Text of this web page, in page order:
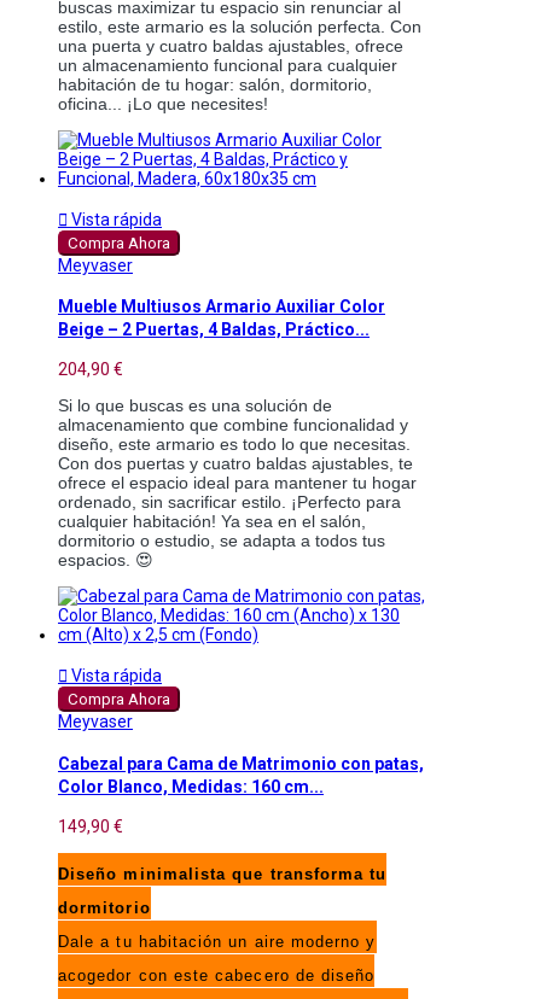
buscas maximizar tu espacio sin renunciar al
estilo, este armario es la solución perfecta. Con
una puerta y cuatro baldas ajustables, ofrece
un almacenamiento funcional para cualquier
habitación de tu hogar: salón, dormitorio,
oficina... ¡Lo que necesites!
 Vista rápida
Compra Ahora
Meyvaser
Mueble Multiusos Armario Auxiliar Color
Beige – 2 Puertas, 4 Baldas, Práctico...
204,90 €
Si lo que buscas es una solución de
almacenamiento que combine funcionalidad y
diseño, este armario es todo lo que necesitas.
Con dos puertas y cuatro baldas ajustables, te
ofrece el espacio ideal para mantener tu hogar
ordenado, sin sacrificar estilo. ¡Perfecto para
cualquier habitación! Ya sea en el salón,
dormitorio o estudio, se adapta a todos tus
espacios. 😍
 Vista rápida
Compra Ahora
Meyvaser
Cabezal para Cama de Matrimonio con patas,
Color Blanco, Medidas: 160 cm...
149,90 €
Diseño minimalista que transforma tu
dormitorio
Dale a tu habitación un aire moderno y
acogedor con este cabecero de diseño